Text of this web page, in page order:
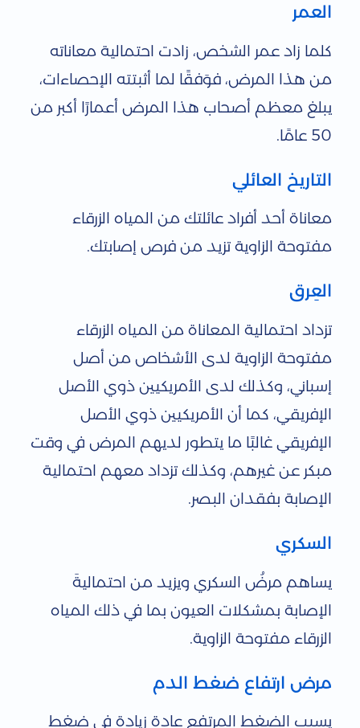
العمر
كلما زاد عمر الشخص، زادت احتمالية معاناته
من هذا المرض، فوَفقًا لما أثبتته الإحصاءات،
يبلغ معظم أصحاب هذا المرض أعمارًا أكبر من
50 عامًا.
التاريخ العائلي
معاناة أحد أفراد عائلتك من المياه الزرقاء
مفتوحة الزاوية تزيد من فرص إصابتك.
العِرق
تزداد احتمالية المعاناة من المياه الزرقاء
مفتوحة الزاوية لدى الأشخاص من أصل
إسباني، وكذلك لدى الأمريكيين ذوي الأصل
الإفريقي، كما أن الأمريكيين ذوي الأصل
الإفريقي غالبًا ما يتطور لديهم المرض في وقت
مبكر عن غيرهم، وكذلك تزداد معهم احتمالية
الإصابة بفقدان البصر.
السكري
يساهم مرضُ السكري ويزيد من احتماليةَ
الإصابة بمشكلات العيون بما في ذلك المياه
الزرقاء مفتوحة الزاوية.
مرض ارتفاع ضغط الدم
يسبب الضغط المرتفع عادة زيادة في ضغط